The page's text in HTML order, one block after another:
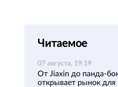
Читаемое
07 августа, 19:19
От Jiaxin до панда-
открывает рынок для